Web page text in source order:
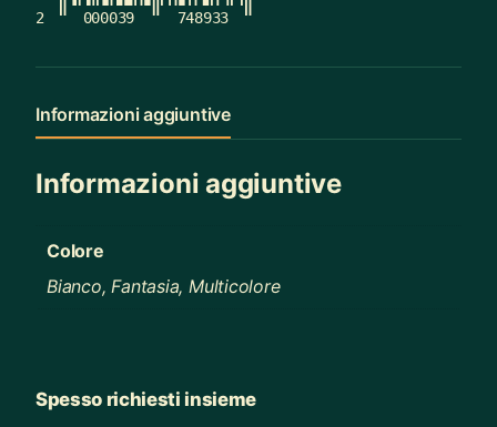
2 000039 748933
Informazioni aggiuntive
Informazioni aggiuntive
Colore
Bianco, Fantasia, Multicolore
Spesso richiesti insieme